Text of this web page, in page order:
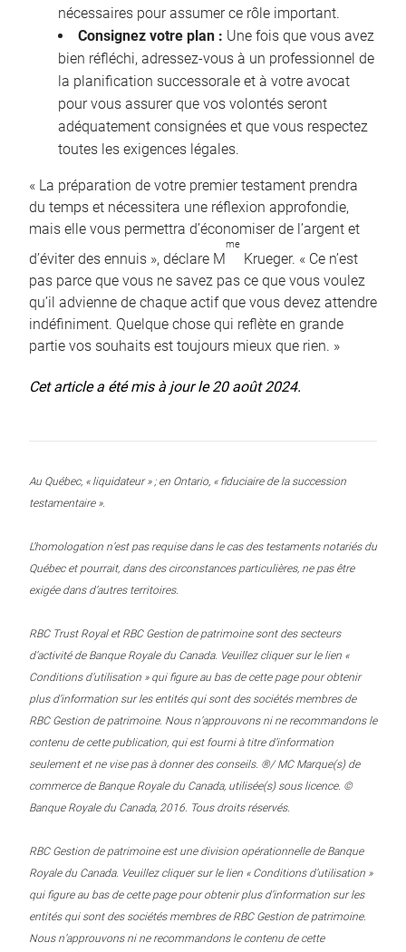
nécessaires pour assumer ce rôle important.
Consignez votre plan : Une fois que vous avez
bien réfléchi, adressez-vous à un professionnel de
la planification successorale et à votre avocat
pour vous assurer que vos volontés seront
adéquatement consignées et que vous respectez
toutes les exigences légales.
« La préparation de votre premier testament prendra
du temps et nécessitera une réflexion approfondie,
mais elle vous permettra d’économiser de l’argent et
d’éviter des ennuis », déclare M
me
Krueger. « Ce n’est
pas parce que vous ne savez pas ce que vous voulez
qu’il advienne de chaque actif que vous devez attendre
indéfiniment. Quelque chose qui reflète en grande
partie vos souhaits est toujours mieux que rien. »
Cet article a été mis à jour le 20 août 2024.
Au Québec, « liquidateur » ; en Ontario, « fiduciaire de la succession
testamentaire ».
L’homologation n’est pas requise dans le cas des testaments notariés du
Québec et pourrait, dans des circonstances particulières, ne pas être
exigée dans d’autres territoires.
RBC Trust Royal et RBC Gestion de patrimoine sont des secteurs
d’activité de Banque Royale du Canada. Veuillez cliquer sur le lien «
Conditions d’utilisation » qui figure au bas de cette page pour obtenir
plus d’information sur les entités qui sont des sociétés membres de
RBC Gestion de patrimoine. Nous n’approuvons ni ne recommandons le
contenu de cette publication, qui est fourni à titre d’information
seulement et ne vise pas à donner des conseils. ®/ MC Marque(s) de
commerce de Banque Royale du Canada, utilisée(s) sous licence. ©
Banque Royale du Canada, 2016. Tous droits réservés.
RBC Gestion de patrimoine est une division opérationnelle de Banque
Royale du Canada. Veuillez cliquer sur le lien « Conditions d’utilisation »
qui figure au bas de cette page pour obtenir plus d’information sur les
entités qui sont des sociétés membres de RBC Gestion de patrimoine.
Nous n’approuvons ni ne recommandons le contenu de cette